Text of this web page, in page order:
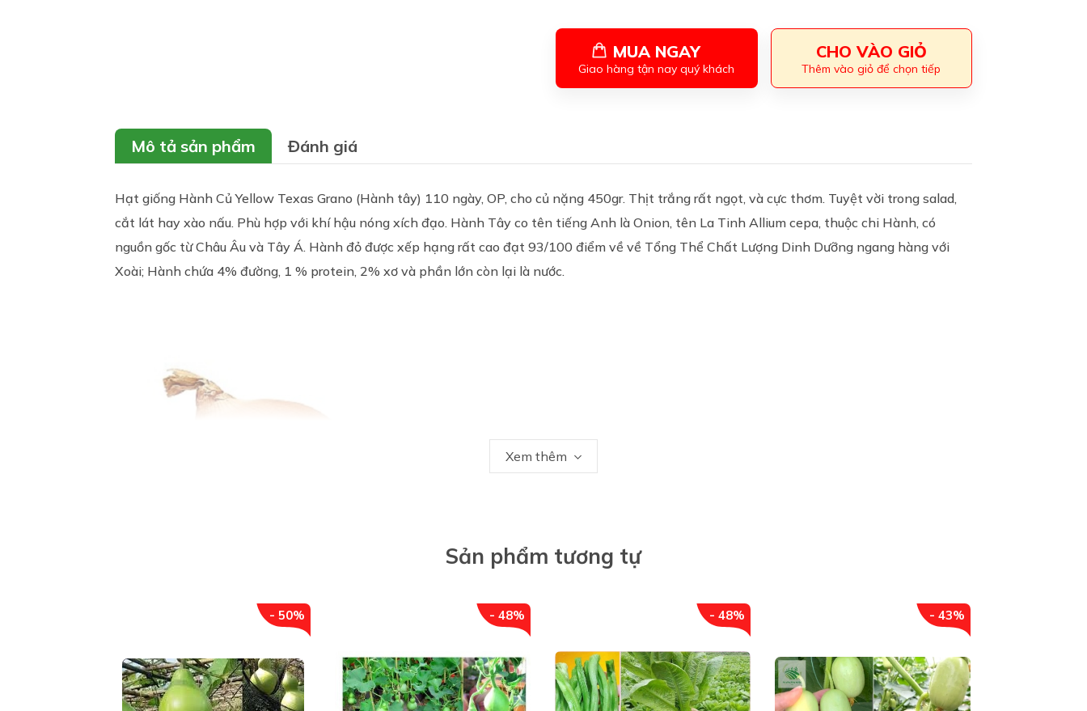
MUA NGAY
Giao hàng tận nay quý khách
CHO VÀO GIỎ
Thêm vào giỏ để chọn tiếp
Mô tả sản phẩm Đánh giá
Hạt giống Hành Củ Yellow Texas Grano (Hành tây) 110 ngày, OP, cho củ nặng 450gr. Thịt trắng rất ngọt, và cực thơm. Tuyệt vời trong salad,
cắt lát hay xào nấu. Phù hợp với khí hậu nóng xích đạo. Hành Tây co tên tiếng Anh là Onion, tên La Tinh Allium cepa, thuộc chi Hành, có
nguồn gốc từ Châu Âu và Tây Á. Hành đỏ được xếp hạng rất cao đạt 93/100 điểm về về Tổng Thể Chất Lượng Dinh Dưỡng ngang hàng với
Xoài; Hành chứa 4% đường, 1 % protein, 2% xơ và phần lớn còn lại là nước.
Xem thêm
Sản phẩm tương tự
- 50% - 48% - 48% - 43%